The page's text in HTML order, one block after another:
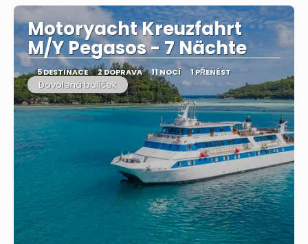
Motoryacht Kreuzfahrt
M/Y Pegasos - 7 Nächte
5 DESTINACE 2 DOPRAVA 11 NOCÍ 1 PŘENÉST
Dovolená balíček